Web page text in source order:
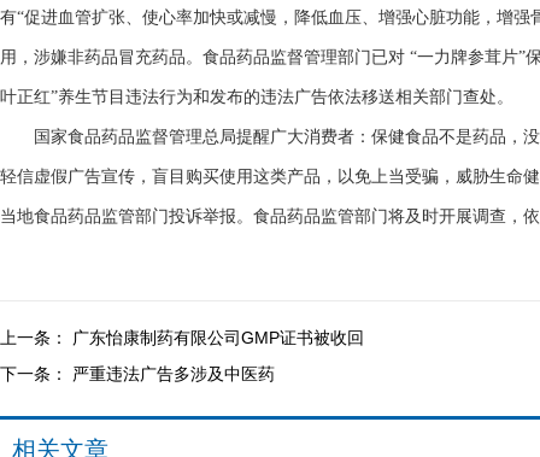
有“促进血管扩张、使心率加快或减慢，降低血压、增强心脏功能，增
用，涉嫌非药品冒充药品。食品药品监督管理部门已对 “一力牌参茸片”
叶正红”养生节目违法行为和发布的违法广告依法移送相关部门查处。
国家食品药品监督管理总局提醒广大消费者：保健食品不是药品，
轻信虚假广告宣传，盲目购买使用这类产品，以免上当受骗，威胁生命
当地食品药品监管部门投诉举报。食品药品监管部门将及时开展调查，
上一条：
广东怡康制药有限公司GMP证书被收回
下一条： 严重违法广告多涉及中医药
相关文章